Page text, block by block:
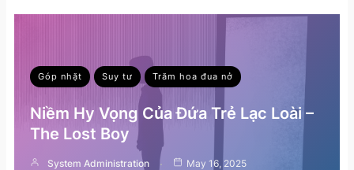
Góp nhặt Suy tư Trăm hoa đua nở
Niềm Hy Vọng Của Đứa Trẻ Lạc Loài –
The Lost Boy
System Administration May 16, 2025